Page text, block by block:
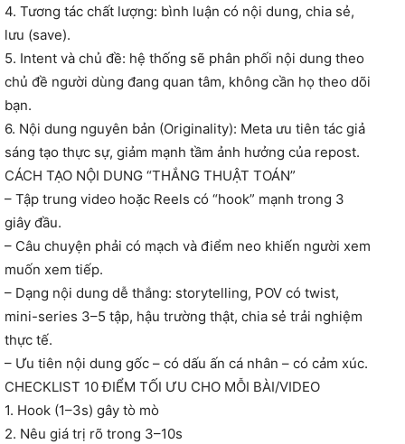
4. Tương tác chất lượng: bình luận có nội dung, chia sẻ,
lưu (save).
5. Intent và chủ đề: hệ thống sẽ phân phối nội dung theo
chủ đề người dùng đang quan tâm, không cần họ theo dõi
bạn.
6. Nội dung nguyên bản (Originality): Meta ưu tiên tác giả
sáng tạo thực sự, giảm mạnh tầm ảnh hưởng của repost.
CÁCH TẠO NỘI DUNG “THẮNG THUẬT TOÁN”
– Tập trung video hoặc Reels có “hook” mạnh trong 3
giây đầu.
– Câu chuyện phải có mạch và điểm neo khiến người xem
muốn xem tiếp.
– Dạng nội dung dễ thắng: storytelling, POV có twist,
mini-series 3–5 tập, hậu trường thật, chia sẻ trải nghiệm
thực tế.
– Ưu tiên nội dung gốc – có dấu ấn cá nhân – có cảm xúc.
CHECKLIST 10 ĐIỂM TỐI ƯU CHO MỖI BÀI/VIDEO
1. Hook (1–3s) gây tò mò
2. Nêu giá trị rõ trong 3–10s